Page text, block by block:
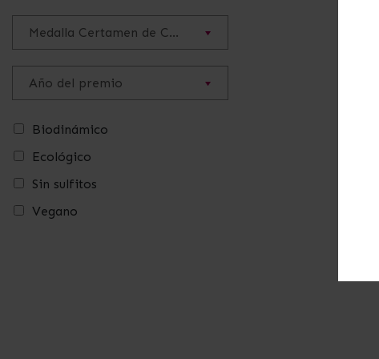
Medalla Certamen de Calidad Vinos DOP Jumilla
Año del premio
Biodinámico
Ecológico
Sin sulfitos
Vegano